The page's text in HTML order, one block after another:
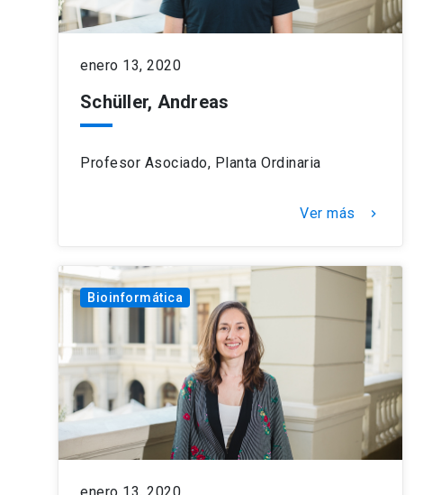
enero 13, 2020
Schüller, Andreas
Profesor Asociado, Planta Ordinaria
Ver más keyboard_arrow_right
Bioinformática